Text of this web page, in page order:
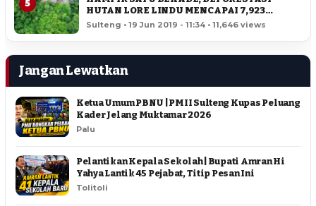
5
HUTAN LORE LINDU MENCAPAI 7,923
HEKTAR
Sulteng • 19 Jun 2019 - 11:34 • 11,646 views
Jangan Lewatkan
Ketua Umum PBNU | PMII Sulteng Kupas Peluang
Kader Jelang Muktamar 2026
Palu
Pelantikan Kepala Sekolah | Bupati Amran Hi
Yahya Lantik 45 Pejabat, Titip Pesan Ini
Tolitoli